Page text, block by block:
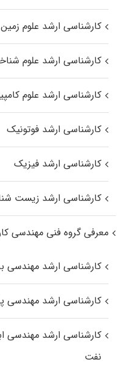
کارشناسی ارشد علوم زمین
کارشناسی ارشد علوم
کارشناسی ارشد علوم
کارشناسی ارشد فوتونیک
کارشناسی ارشد فیزیک
کارشناسی ارشد زیست‌
معرفی گروه فنی مهندسی
کارشناسی ارشد مهندسی
کارشناسی ارشد مهندسی
کارشناسی ارشد مهندسی
نفت